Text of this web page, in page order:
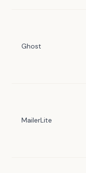
Ghost
MailerLite